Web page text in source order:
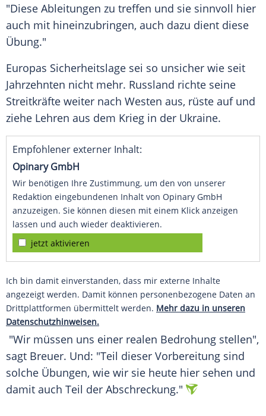
"Diese Ableitungen zu treffen und sie sinnvoll hier
auch mit hineinzubringen, auch dazu dient diese
Übung."
Europas Sicherheitslage sei so unsicher wie seit
Jahrzehnten nicht mehr. Russland richte seine
Streitkräfte weiter nach Westen aus, rüste auf und
ziehe Lehren aus dem Krieg in der Ukraine.
Empfohlener externer Inhalt:
Opinary GmbH
Wir benötigen Ihre Zustimmung, um den von unserer
Redaktion eingebundenen Inhalt von Opinary GmbH
anzuzeigen. Sie können diesen mit einem Klick anzeigen
lassen und auch wieder deaktivieren.
jetzt aktivieren
Ich bin damit einverstanden, dass mir externe Inhalte
angezeigt werden. Damit können personenbezogene Daten an
Drittplattformen übermittelt werden. Mehr dazu in unseren
Datenschutzhinweisen.
"Wir müssen uns einer realen Bedrohung stellen",
sagt Breuer. Und: "Teil dieser Vorbereitung sind
solche Übungen, wie wir sie heute hier sehen und
damit auch Teil der Abschreckung."